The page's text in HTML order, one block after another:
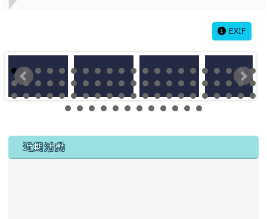
EXIF
左邊區域內容
近期活動